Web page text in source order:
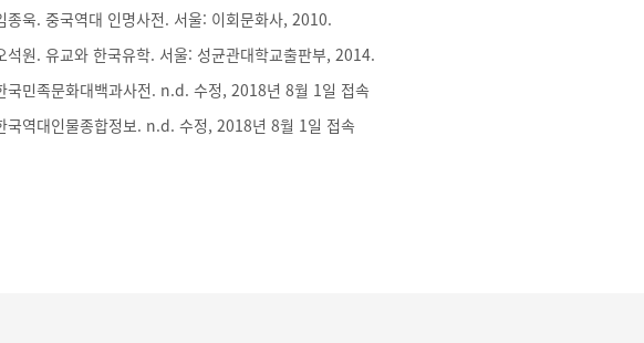
종욱. 중국역대 인명사전. 서울: 이회문화사, 2010.
석원. 유교와 한국유학. 서울: 성균관대학교출판부, 2014.
국민족문화대백과사전. n.d. 수정, 2018년 8월 1일 접속
국역대인물종합정보. n.d. 수정, 2018년 8월 1일 접속